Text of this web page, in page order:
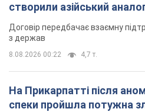
створили азійський
Договір передбачає взаємну
з держав
8.08.2026 00:22 4,7 т.
На Прикарпатті після
спеки пройшла потужна